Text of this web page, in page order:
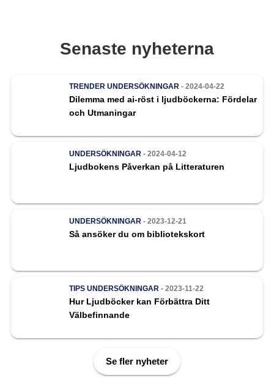
Senaste nyheterna
TRENDER UNDERSÖKNINGAR - 2024-04-22
Dilemma med ai-röst i ljudböckerna: Fördelar
och Utmaningar
UNDERSÖKNINGAR - 2024-04-12
Ljudbokens Påverkan på Litteraturen
UNDERSÖKNINGAR - 2023-12-21
Så ansöker du om bibliotekskort
TIPS UNDERSÖKNINGAR - 2023-11-22
Hur Ljudböcker kan Förbättra Ditt
Välbefinnande
Se fler nyheter